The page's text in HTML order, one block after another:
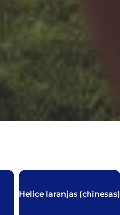
Helice laranjas (chinesas)